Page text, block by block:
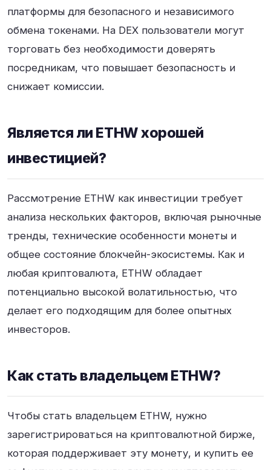
платформы для безопасного и независимого
обмена токенами. На DEX пользователи могут
торговать без необходимости доверять
посредникам, что повышает безопасность и
снижает комиссии.
Является ли ETHW хорошей
инвестицией?
Рассмотрение ETHW как инвестиции требует
анализа нескольких факторов, включая рыночные
тренды, технические особенности монеты и
общее состояние блокчейн-экосистемы. Как и
любая криптовалюта, ETHW обладает
потенциально высокой волатильностью, что
делает его подходящим для более опытных
инвесторов.
Как стать владельцем ETHW?
Чтобы стать владельцем ETHW, нужно
зарегистрироваться на криптовалютной бирже,
которая поддерживает эту монету, и купить ее